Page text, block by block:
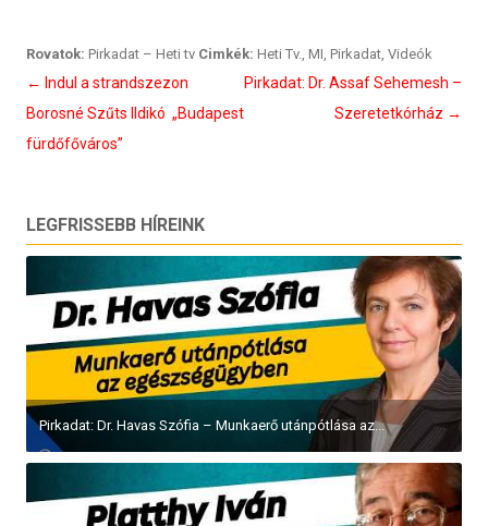
Rovatok: Pirkadat – Heti tv Cimkék: Heti Tv., MI, Pirkadat, Videók
Bejegyzés
navigáció
← Indul a strandszezon
Borosné Szűts Ildikó „Budapest
fürdőfőváros”
Pirkadat: Dr. Assaf Sehemesh –
Szeretetkórház →
LEGFRISSEBB HÍREINK
Pirkadat: Dr. Havas Szófia – Munkaerő utánpótlása az...